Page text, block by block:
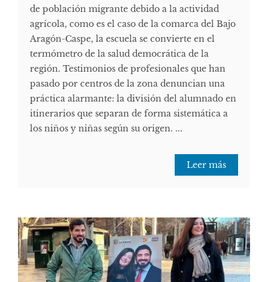
de población migrante debido a la actividad
agrícola, como es el caso de la comarca del Bajo
Aragón-Caspe, la escuela se convierte en el
termómetro de la salud democrática de la
región. Testimonios de profesionales que han
pasado por centros de la zona denuncian una
práctica alarmante: la división del alumnado en
itinerarios que separan de forma sistemática a
los niños y niñas según su origen. ...
Leer más